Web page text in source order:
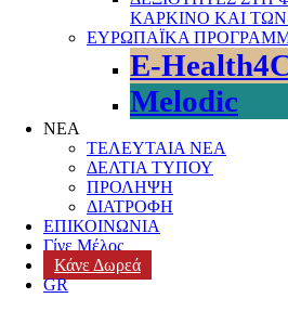
ΚΑΡΚΙΝΟ ΚΑΙ
ΕΥΡΩΠΑΪΚΑ
E-
Melodic
ΝΕΑ
ΤΕΛΕΥΤΑΙΑ ΝΕΑ
ΔΕΛΤΙΑ ΤΥΠΟΥ
ΠΡΟΛΗΨΗ
ΔΙΑΤΡΟΦΗ
ΕΠΙΚΟΙΝΩΝΙΑ
Γίνε Μέλος
Κάνε Δωρεά
GR
Μελβούρνη της Αυστραλίας. Τότε, οι
Slattery, συζητώντας σε ένα μπαρ για τα
παρελθόντος, αποφάσισαν εν είδει
μόδα το μουστάκι. Ταυτόχρονα, με
τους που έκανε έρανο για τον καρκίνο
συνοδεύσουν την κίνησή τους για το
εκστρατεία
καρκίνο του προστάτη. Αυτό το απλό
παγκόσμιο κίνημα, τοMovember
6 εκατομμύρια μέλη, αναδεικνύοντας
απέναντι στην ανδρική ψυχική και
Σύμφωνα με τον
από 1,4 εκατομμύρια άνδρες
καρκίνο του προστάτη